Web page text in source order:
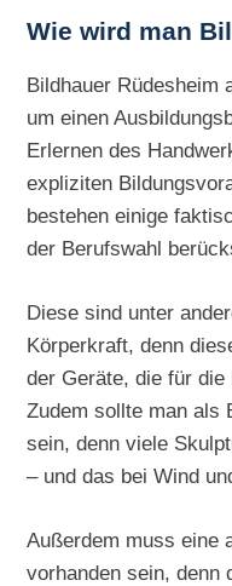
Wie wird man
Bildhauer Rüdesheim
um einen
Erlernen des
expliziten
bestehen einige
der Berufswahl
Diese sind unter
Körperkraft, denn
der Geräte, die für
Zudem sollte man als
sein, denn viele
– und das bei Wind
Außerdem muss eine
vorhanden sein, denn